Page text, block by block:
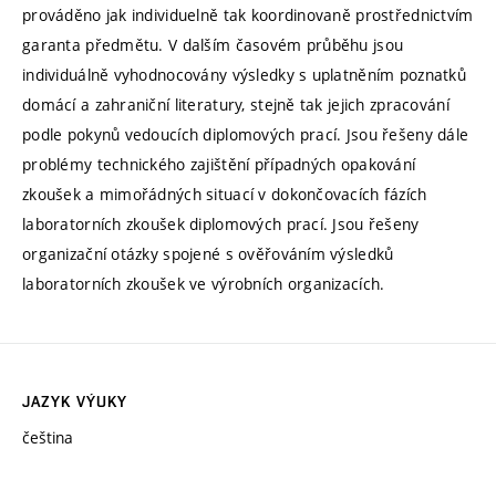
prováděno jak individuelně tak koordinovaně prostřednictvím
garanta předmětu. V dalším časovém průběhu jsou
individuálně vyhodnocovány výsledky s uplatněním poznatků
domácí a zahraniční literatury, stejně tak jejich zpracování
podle pokynů vedoucích diplomových prací. Jsou řešeny dále
problémy technického zajištění případných opakování
zkoušek a mimořádných situací v dokončovacích fázích
laboratorních zkoušek diplomových prací. Jsou řešeny
organizační otázky spojené s ověřováním výsledků
laboratorních zkoušek ve výrobních organizacích.
JAZYK VÝUKY
čeština